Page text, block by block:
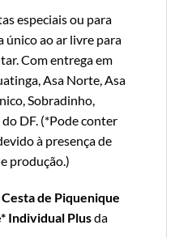
especiais ou para
ao ar livre para
Com entrega em
Asa Norte, Asa
Sobradinho,
DF. (*Pode conter
à presença de
produção.)
Cesta de Piquenique
Individual Plusda